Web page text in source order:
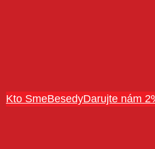
Kto SmeBesedyDarujte nám